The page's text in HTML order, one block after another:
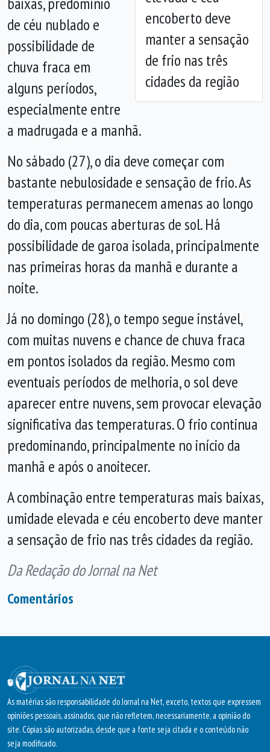
encoberto deve
manter a sensação
de frio nas três
cidades da região
de céu nublado e
possibilidade de
chuva fraca em
alguns períodos,
especialmente entre
a madrugada e a manhã.
No sábado (27), o dia deve começar com
bastante nebulosidade e sensação de frio. As
temperaturas permanecem amenas ao longo
do dia, com poucas aberturas de sol. Há
possibilidade de garoa isolada, principalmente
nas primeiras horas da manhã e durante a
noite.
Já no domingo (28), o tempo segue instável,
com muitas nuvens e chance de chuva fraca
em pontos isolados da região. Mesmo com
eventuais períodos de melhoria, o sol deve
aparecer entre nuvens, sem provocar elevação
significativa das temperaturas. O frio continua
predominando, principalmente no início da
manhã e após o anoitecer.
A combinação entre temperaturas mais baixas,
umidade elevada e céu encoberto deve manter
a sensação de frio nas três cidades da região.
Da Redação do Jornal na Net
Comentários
As matérias são responsabilidade do Jornal na Net, exceto, textos que expressem
opiniões pessoais, assinados, que não refletem, necessariamente, a opinião do
site. Cópias são autorizadas, desde que a fonte seja citada e o conteúdo não
seja modificado.